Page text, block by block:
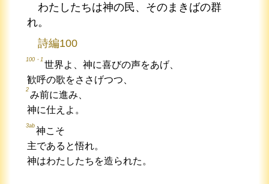
わたしたちは神の民、そのまきばの群
れ。
詩編100
100・1
世界よ、神に喜びの声をあげ、
歓呼の歌をささげつつ、
2
み前に進み、
神に仕えよ。
3ab
神こそ
主であると悟れ。
神はわたしたちを造られた。